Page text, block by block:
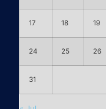
17 18 19
24 25 26
31